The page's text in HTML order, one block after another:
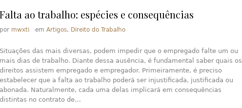
Falta ao trabalho: espécies e consequências
por mwxti em Artigos, Direito do Trabalho
Situações das mais diversas, podem impedir que o empregado falte um ou
mais dias de trabalho. Diante dessa ausência, é fundamental saber quais os
direitos assistem empregado e empregador. Primeiramente, é preciso
estabelecer que a falta ao trabalho poderá ser injustificada, justificada ou
abonada. Naturalmente, cada uma delas implicará em consequências
distintas no contrato de…